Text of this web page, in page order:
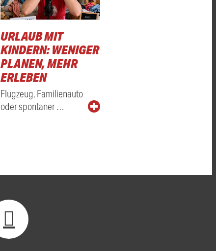
URLAUB MIT
KINDERN: WENIGER
PLANEN, MEHR
ERLEBEN
Flugzeug, Familienauto
oder spontaner …